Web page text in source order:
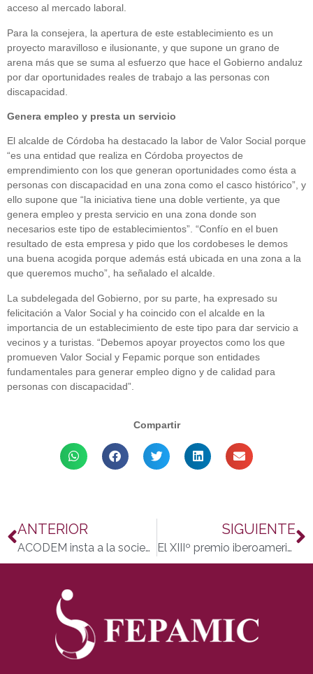
acceso al mercado laboral.
Para la consejera, la apertura de este establecimiento es un
proyecto maravilloso e ilusionante, y que supone un grano de
arena más que se suma al esfuerzo que hace el Gobierno andaluz
por dar oportunidades reales de trabajo a las personas con
discapacidad.
Genera empleo y presta un servicio
El alcalde de Córdoba ha destacado la labor de Valor Social porque
“es una entidad que realiza en Córdoba proyectos de
emprendimiento con los que generan oportunidades como ésta a
personas con discapacidad en una zona como el casco histórico”, y
ello supone que “la iniciativa tiene una doble vertiente, ya que
genera empleo y presta servicio en una zona donde son
necesarios este tipo de establecimientos”. “Confío en el buen
resultado de esta empresa y pido que los cordobeses le demos
una buena acogida porque además está ubicada en una zona a la
que queremos mucho”, ha señalado el alcalde.
La subdelegada del Gobierno, por su parte, ha expresado su
felicitación a Valor Social y ha coincido con el alcalde en la
importancia de un establecimiento de este tipo para dar servicio a
vecinos y a turistas. “Debemos apoyar proyectos como los que
promueven Valor Social y Fepamic porque son entidades
fundamentales para generar empleo digno y de calidad para
personas con discapacidad”.
Compartir
ANTERIOR
ACODEM insta a la sociedad y a las instituciones a unirse en apoyo a las personas afectadas por la esclerosis múltiple y sus familias
SIGUIENTE
El XIIIº premio iberoamericano “José Román” sobre investigación en espondiloartritis ya conoce sus ganadores